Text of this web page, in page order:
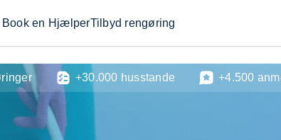
Book en HjælperTilbyd rengøring
+30.000 husstande +4.500